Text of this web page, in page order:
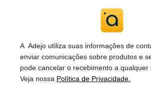
A Adejo utiliza suas informações de
enviar comunicações sobre produtos e
pode cancelar o recebimento a qualquer
Veja nossa Política de Privacidade.